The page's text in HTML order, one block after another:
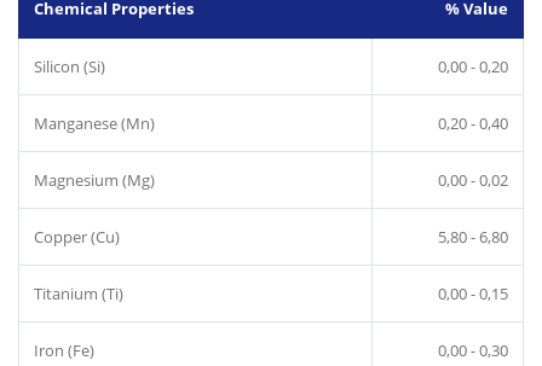
Chemical Properties % Value
Silicon (Si) 0,00 - 0,20
Manganese (Mn) 0,20 - 0,40
Magnesium (Mg) 0,00 - 0,02
Copper (Cu) 5,80 - 6,80
Titanium (Ti) 0,00 - 0,15
Iron (Fe) 0,00 - 0,30